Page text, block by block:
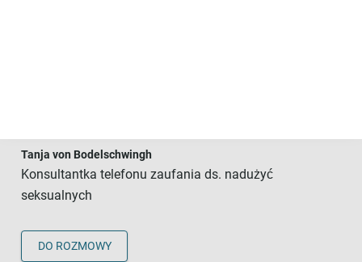
Tanja von Bodelschwingh
Konsultantka telefonu zaufania ds. nadużyć
seksualnych
DO ROZMOWY